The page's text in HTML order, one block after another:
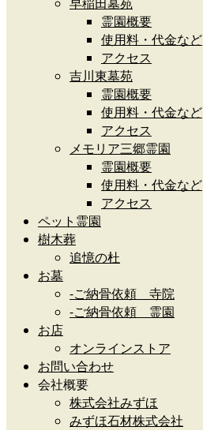
霊園概要
使用料・代金など
アクセス
吉川東墓苑
霊園概要
使用料・代金など
アクセス
メモリア三郷霊園
霊園概要
使用料・代金など
アクセス
ペット霊園
樹木葬
追憶の杜
お墓
-ご納骨依頼 寺院
-ご納骨依頼 霊園
お店
オンラインストア
お問い合わせ
会社概要
株式会社みずほ
みずほ石材株式会社